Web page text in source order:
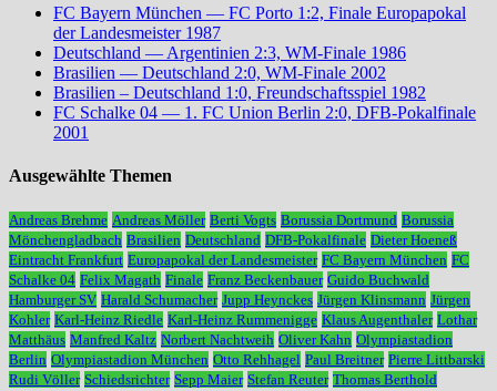
FC Bayern München — FC Porto 1:2, Finale Europapokal
der Landesmeister 1987
Deutschland — Argentinien 2:3, WM-Finale 1986
Brasilien — Deutschland 2:0, WM-Finale 2002
Brasilien – Deutschland 1:0, Freundschaftsspiel 1982
FC Schalke 04 — 1. FC Union Berlin 2:0, DFB-Pokalfinale
2001
Ausgewählte Themen
Andreas Brehme Andreas Möller Berti Vogts Borussia Dortmund Borussia
Mönchengladbach Brasilien Deutschland DFB-Pokalfinale Dieter Hoeneß
Eintracht Frankfurt Europapokal der Landesmeister FC Bayern München FC
Schalke 04 Felix Magath Finale Franz Beckenbauer Guido Buchwald
Hamburger SV Harald Schumacher Jupp Heynckes Jürgen Klinsmann Jürgen
Kohler Karl-Heinz Riedle Karl-Heinz Rummenigge Klaus Augenthaler Lothar
Matthäus Manfred Kaltz Norbert Nachtweih Oliver Kahn Olympiastadion
Berlin Olympiastadion München Otto Rehhagel Paul Breitner Pierre Littbarski
Rudi Völler Schiedsrichter Sepp Maier Stefan Reuter Thomas Berthold